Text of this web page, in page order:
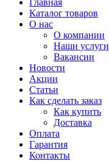
Главная
Каталог товаров
О нас
О компании
Наши услуги
Вакансии
Новости
Акции
Статьи
Как сделать заказ
Как купить
Доставка
Оплата
Гарантия
Контакты